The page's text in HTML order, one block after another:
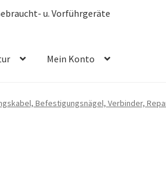
u. Vorführgeräte
Mein Konto
Befestigungsnägel, Verbinder,